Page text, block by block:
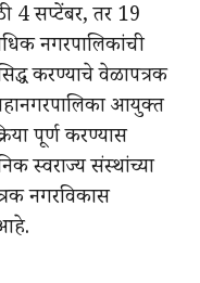
4 सप्टेंबर, तर 19
नगरपालिकांची
करण्याचे वेळापत्रक
आयुक्त
पूर्ण करण्यास
स्वराज्य संस्थांच्या
नगरविकास